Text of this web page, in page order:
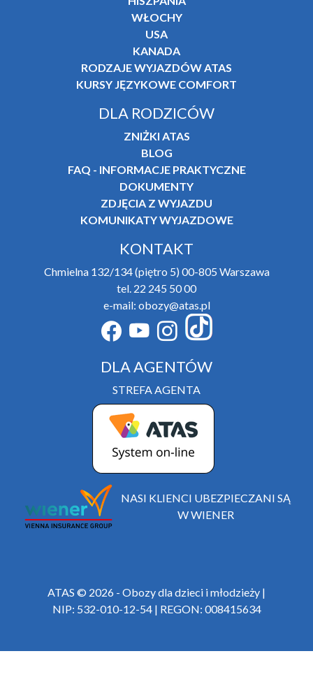
WŁOCHY
USA
KANADA
RODZAJE WYJAZDÓW ATAS
KURSY JĘZYKOWE COMFORT
DLA RODZICÓW
ZNIŻKI ATAS
BLOG
FAQ - INFORMACJE PRAKTYCZNE
DOKUMENTY
ZDJĘCIA Z WYJAZDU
KOMUNIKATY WYJAZDOWE
KONTAKT
Chmielna 132/134 (piętro 5) 00-805 Warszawa
tel. 22 245 50 00
e-mail: obozy@atas.pl
DLA AGENTÓW
STREFA AGENTA
NASI KLIENCI UBEZPIECZANI SĄ
W WIENER
ATAS © 2026 - Obozy dla dzieci i młodzieży |
NIP: 532-010-12-54 | REGON: 008415634